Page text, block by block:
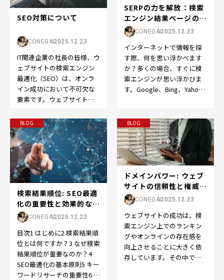
SEO対策について
CONEGA2025.12.23
IT関連企業の社長の皆様、ウ
ェブサイトの検索エンジン
最適化（SEO）は、オンラ
イン成功において不可欠な
要素です。ウェブサイトを
ポイントを押さえてS…
SERPの力を解放：検索
エンジン結果ページの世
界へようこそ
CONEGA2025.12.23
インターネットで情報を探
す際、何を思い浮かべます
か？多くの場合、すぐに検
索エンジンが思い浮かびま
す。Google、Bing、Yahoo
BLOG
検索結果順位: SEO最適
化の重要性と効果的な戦
略 CONEGA2025.12.23
目次1 はじめに2 検索結果順
位とは何ですか？3 なぜ検索
結果順位が重要なのか？4
SEO最適化の基本原則5 キー
ワードリサーチの重要性6 コ
BLOG
ドメインパワー: ウェブ
サイトの信頼性と権威の
向上をサポートする重要
な要素
CONEGA2025.12.23
ウェブサイトの成功は、検
索エンジン上でのランキン
グやオンラインの存在感を
向上させることに大きく依
存しています。その中で